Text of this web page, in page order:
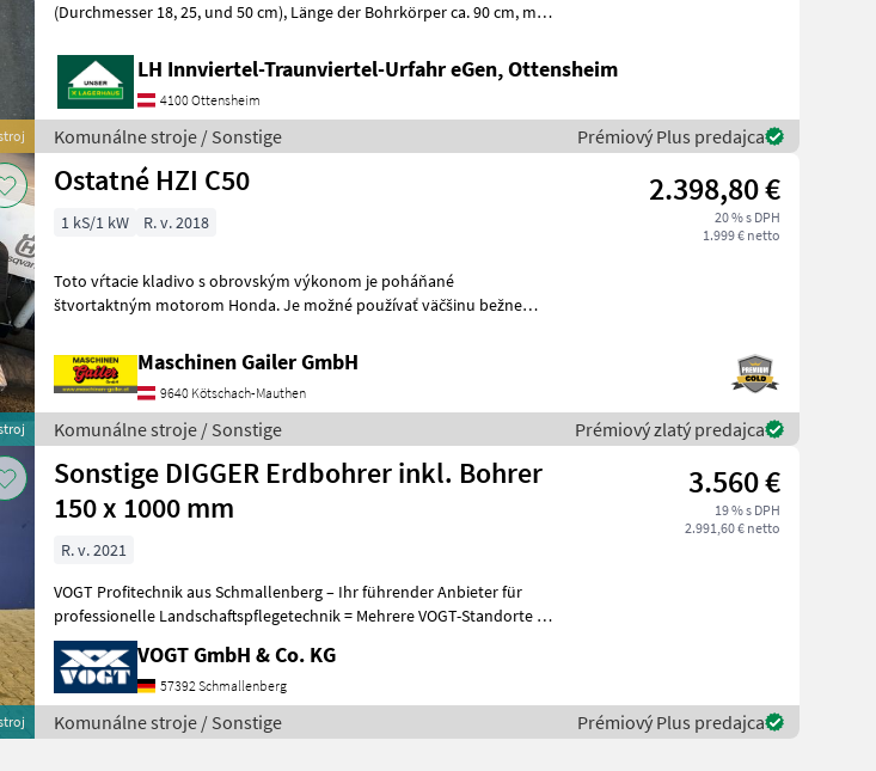
(Durchmesser 18, 25, und 50 cm), Länge der Bohrkörper ca. 90 cm, mit
LH Innviertel-Traunviertel-Urfahr eGen, Ottensheim
4100 Ottensheim
Komunálne stroje / Sonstige Prémiový Plus predajca
Ostatné HZI C50 2.398,80 €
20 % s DPH
1.999 € netto
1 kS/1 kW R. v. 2018
Toto vŕtacie kladivo s obrovským výkonom je poháňané
štvortaktným motorom Honda. Je možné používať väčšinu bežne
Maschinen Gailer GmbH
9640 Kötschach-Mauthen
Komunálne stroje / Sonstige Prémiový zlatý predajca
Sonstige DIGGER Erdbohrer inkl. Bohrer
150 x 1000 mm
3.560 €
19 % s DPH
2.991,60 € netto
R. v. 2021
VOGT Profitechnik aus Schmallenberg – Ihr führender Anbieter für
professionelle Landschaftspflegetechnik = Mehrere VOGT-Standorte +
100 Servicepartner in Deutsch
VOGT GmbH & Co. KG
57392 Schmallenberg
Komunálne stroje / Sonstige Prémiový Plus predajca